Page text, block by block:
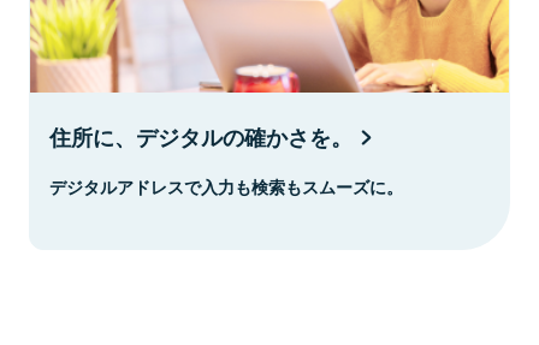
住所に、デジタルの確かさを。
デジタルアドレスで入力も検索もスムーズに。